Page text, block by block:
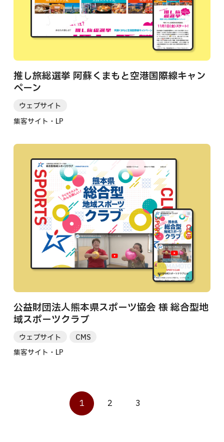
推し旅総選挙 阿蘇くまもと空港国際線キャン
ペーン
ウェブサイト
集客サイト・LP
公益財団法人熊本県スポーツ協会 様 総合型地
域スポーツクラブ
ウェブサイト
CMS
集客サイト・LP
1 2 3